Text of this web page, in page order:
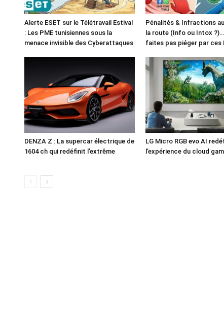
Alerte ESET sur le Télétravail Estival
: Les PME tunisiennes sous la
menace invisible des Cyberattaques
Pénalités & Infractions
la route (Info ou Intox
faites pas piéger par ces
DENZA Z : La supercar électrique de
1604 ch qui redéfinit l’extrême
LG Micro RGB evo AI
l’expérience du cloud